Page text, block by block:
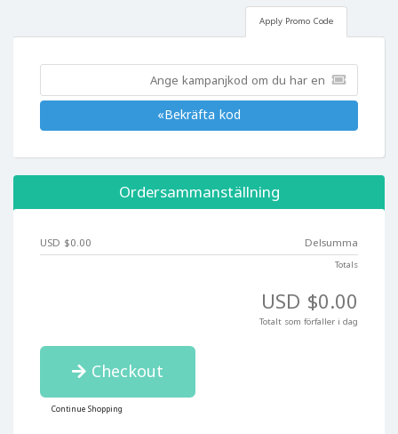
Apply Promo Code
Bekräfta kod»
Ordersammanställning
Delsumma
$0.00 USD
Totals
$0.00 USD
Totalt som förfaller i dag
Checkout
Continue Shopping